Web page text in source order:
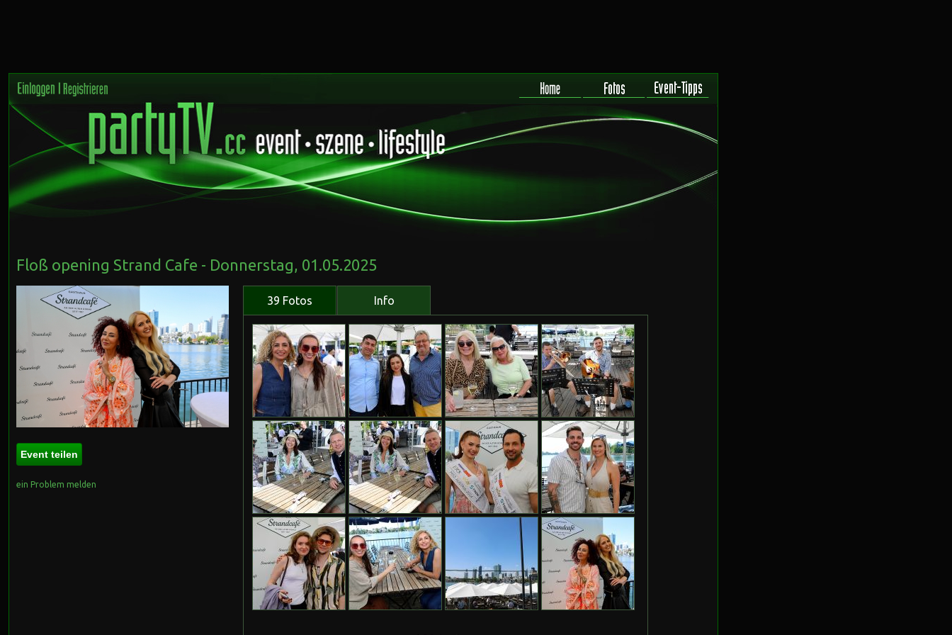
Floß opening Strand Cafe - Donnerstag, 01.05.2025
Event teilen
ein Problem melden
39 Fotos Info